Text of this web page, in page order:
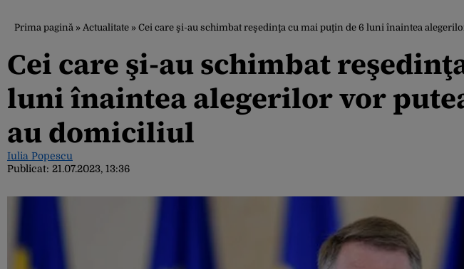
Prima pagină » Actualitate » Cei care şi-au schimbat reşedinţa cu mai puţin de 6 luni înaintea
Cei care şi-au schimbat
luni înaintea alegerilor vor
au domiciliul
Iulia Popescu
Publicat: 21.07.2023, 13:36